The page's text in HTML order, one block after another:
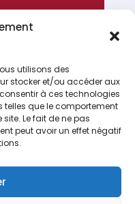
utilisons des
stocker et/ou accéder aux
à ces technologies
telles que le comportement
Le fait de ne pas
peut avoir un effet négatif